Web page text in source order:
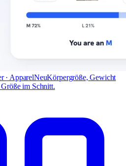
· ApparelNeuKörpergröße, Gewicht
im Schnitt.